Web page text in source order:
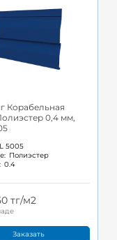
Корабельная
0,4 мм,
5005
Полиэстер
0.4
тг/м2
Заказать